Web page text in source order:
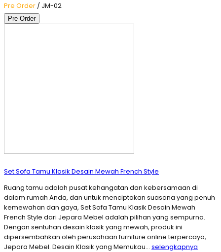
Pre Order / JM-02
Pre Order
Set Sofa Tamu Klasik Desain Mewah French Style
Ruang tamu adalah pusat kehangatan dan kebersamaan di
dalam rumah Anda, dan untuk menciptakan suasana yang penuh
kemewahan dan gaya, Set Sofa Tamu Klasik Desain Mewah
French Style dari Jepara Mebel adalah pilihan yang sempurna.
Dengan sentuhan desain klasik yang mewah, produk ini
dipersembahkan oleh perusahaan furniture online terpercaya,
Jepara Mebel. Desain Klasik yang Memukau… selengkapnya